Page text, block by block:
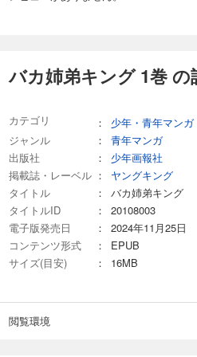
バカ姉弟キング 1巻 の
カテゴリ ：
少年・青年マンガ
ジャンル
：
青年マンガ
出版社
：
少年画報社
掲載誌・レーベル ：
ヤングキング
タイトル
：
バカ姉弟キング
タイトルID
：
20108003
電子版発売日
：
2024年11月25日
コンテンツ形式
：
EPUB
サイズ(目安)
： 16MB
閲覧環境